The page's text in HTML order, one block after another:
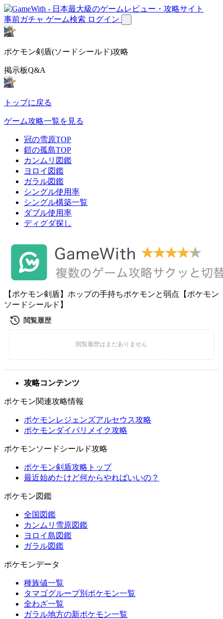
事前ガチャ ゲーム検索 ログイン
ポケモン剣盾(ソードシールド)攻略
掲示板Q&A
トップに戻る
ゲーム攻略一覧を見る
冠の雪原TOP
鎧の孤島TOP
カンムリ図鑑
ヨロイ図鑑
ガラル図鑑
シングル使用率
シングル構築一覧
ダブル使用率
ディグダ探し
【ポケモン剣盾】ホップの手持ちポケモンと弱点【ポケモン
ソードシールド】
攻略コンテンツ
ポケモン関連攻略情報
ポケモンレジェンズアルセウス攻略
ポケモンダイパリメイク攻略
ポケモンソードシールド攻略
ポケモン剣盾攻略トップ
最近始めたけど何からやればいいの？
ポケモン図鑑
全国図鑑
カンムリ雪原図鑑
ヨロイ島図鑑
ガラル図鑑
ポケモンデータ
種族値一覧
タマゴグループ別ポケモン一覧
全わざ一覧
ガラル地方の新ポケモン一覧